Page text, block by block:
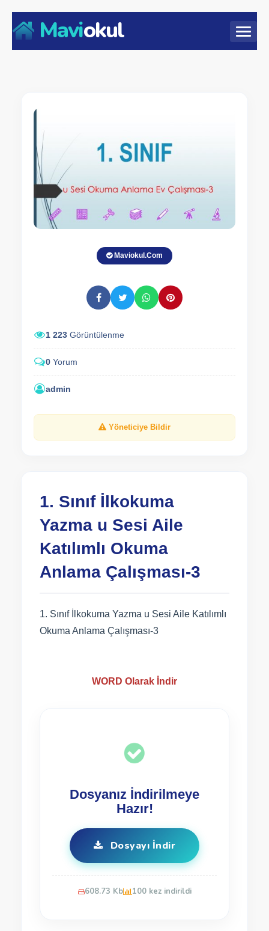
Maviokul
Maviokul.Com
1 223 Görüntülenme
0 Yorum
admin
Yöneticiye Bildir
1. Sınıf İlkokuma
Yazma u Sesi Aile
Katılımlı Okuma
Anlama Çalışması-3
1. Sınıf İlkokuma Yazma u Sesi Aile Katılımlı
Okuma Anlama Çalışması-3
WORD Olarak İndir
Dosyanız İndirilmeye
Hazır!
Dosyayı İndir
608.73 Kb 100 kez indirildi